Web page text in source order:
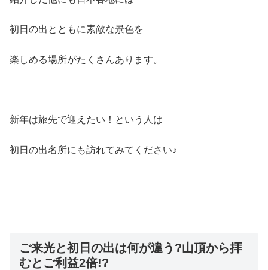
初日の出とともに素敵な景色を
楽しめる場所がたくさんあります。
新年は旅先で迎えたい！という人は
初日の出名所にも訪れてみてください♪
ご来光と初日の出は何が違う?山頂から拝
むとご利益2倍!?